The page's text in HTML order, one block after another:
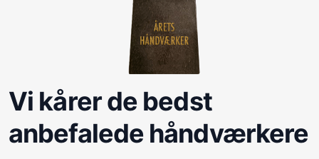
Vi kårer de bedst
anbefalede håndværkere